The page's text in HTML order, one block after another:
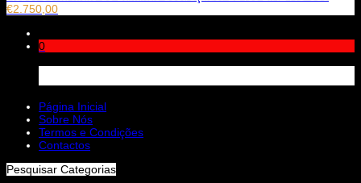
€2.750,00
0
Página Inicial
Sobre Nós
Termos e Condições
Contactos
Pesquisar Categorias